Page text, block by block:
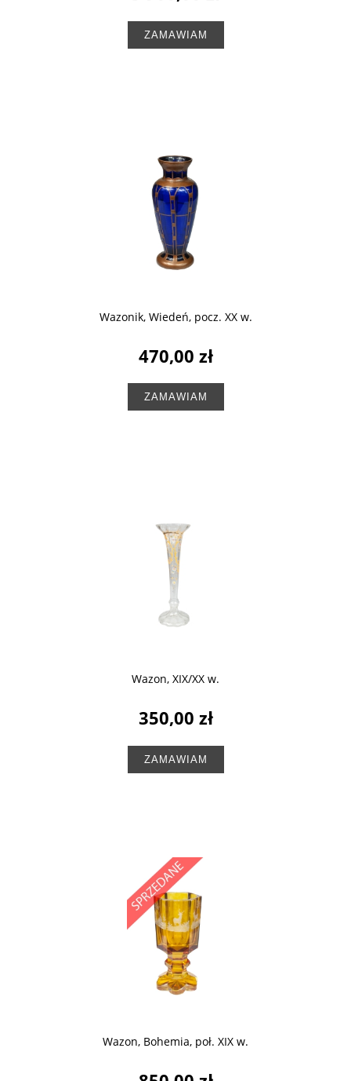
ZAMAWIAM
Wazonik, Wiedeń, pocz. XX w.
470,00 zł
ZAMAWIAM
Wazon, XIX/XX w.
350,00 zł
ZAMAWIAM
Wazon, Bohemia, poł. XIX w.